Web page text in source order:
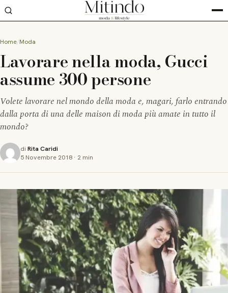
Home Moda
Lavorare nella moda, Gucci
assume 300 persone
Volete lavorare nel mondo della moda e, magari, farlo entrando
dalla porta di una delle maison di moda più amate in tutto il
mondo?
di Rita Caridi
5 Novembre 2018 · 2 min